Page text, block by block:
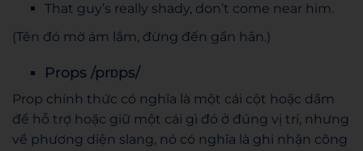
That guy’s really shady, don’t come near him.
(Tên đó mờ ám lắm, đừng đến gần hắn.)
Props /prɒps/
Prop chính thức có nghĩa là một cái cột hoặc dầm
để hỗ trợ hoặc giữ một cái gì đó ở đúng vị trí, nhưng
về phương diện slang, nó có nghĩa là ghi nhận công